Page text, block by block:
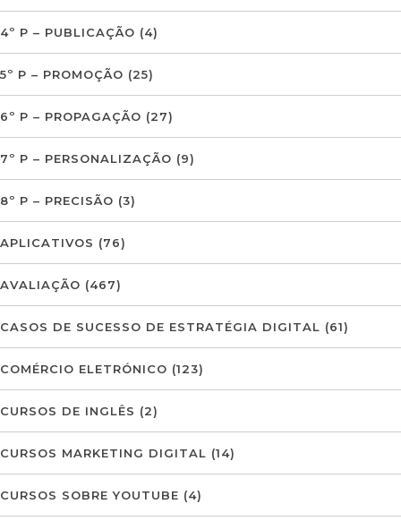
4º P – PUBLICAÇÃO (4)
5º P – PROMOÇÃO (25)
6º P – PROPAGAÇÃO (27)
7º P – PERSONALIZAÇÃO (9)
8º P – PRECISÃO (3)
APLICATIVOS (76)
AVALIAÇÃO (467)
CASOS DE SUCESSO DE ESTRATÉGIA DIGITAL (61)
COMÉRCIO ELETRÓNICO (123)
CURSOS DE INGLÊS (2)
CURSOS MARKETING DIGITAL (14)
CURSOS SOBRE YOUTUBE (4)